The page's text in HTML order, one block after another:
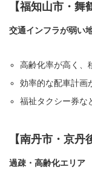
【福知山市・舞
交通インフラが弱い
高齢化率が高く、
効率的な配車計画
福祉タクシー券な
【南丹市・京丹
過疎・高齢化エリア